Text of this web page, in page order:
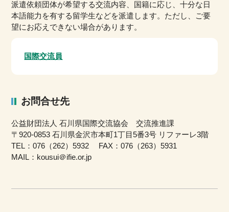
派遣依頼団体が希望する交流内容、国籍に応じ、十分な日
本語能力を有する留学生などを派遣します。ただし、ご要
望にお応えできない場合があります。
国際交流員
お問合せ先
公益財団法人 石川県国際交流協会 交流推進課
〒920-0853 石川県金沢市本町1丁目5番3号 リファーレ3階
TEL：076（262）5932 FAX：076（263）5931
MAIL：kousui＠ifie.or.jp